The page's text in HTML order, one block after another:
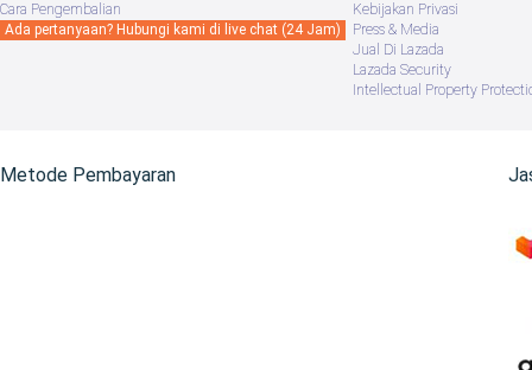
Cara Pengembalian
Ada pertanyaan? Hubungi kami di live chat (24 Jam)
Kebijakan Privasi
Press & Media
Jual Di Lazada
Lazada Security
Intellectual Property
Metode Pembayaran